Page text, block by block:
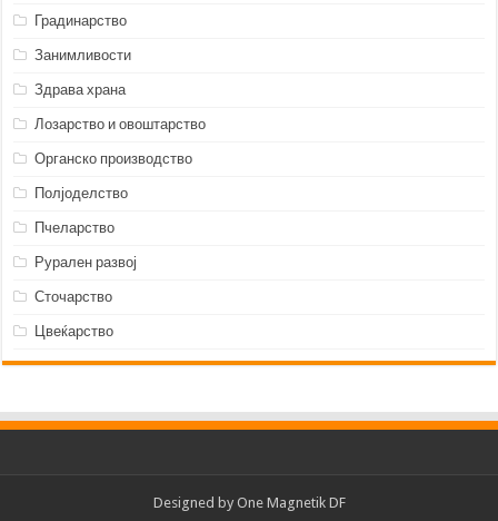
Градинарство
Занимливости
Здрава храна
Лозарство и овоштарство
Органско производство
Полјоделство
Пчеларство
Рурален развој
Сточарство
Цвеќарство
Designed by One Magnetik DF